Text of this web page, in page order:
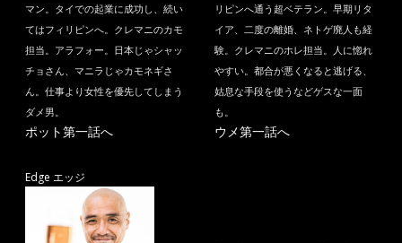
マン。タイでの起業に成功し、続い
てはフィリピンへ。クレマニのカモ
担当。アラフォー。日本じゃシャッ
チョさん、マニラじゃカモネギさ
ん。仕事より女性を優先してしまう
ダメ男。
ポット第一話へ
リピンへ通う超ベテラン。早期リタ
イア、二度の離婚、ネトゲ廃人も経
験。クレマニのホレ担当。人に惚れ
やすい。都合が悪くなると逃げる、
姑息な手段を使うなどゲスな一面
も。
ウメ第一話へ
Edge エッジ